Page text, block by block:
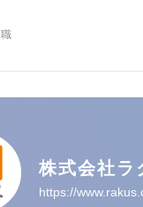
株式会社ラ
https://